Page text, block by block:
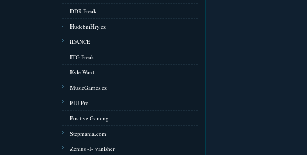
DDR Freak
HudebniHry.cz
iDANCE
ITG Freak
Kyle Ward
MusicGames.cz
PIU Pro
Positive Gaming
Stepmania.com
Zenius -I- vanisher